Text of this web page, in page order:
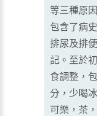
等三種原
包含了病
排尿及排
記。至於
食調整，
分，少喝
可樂，茶